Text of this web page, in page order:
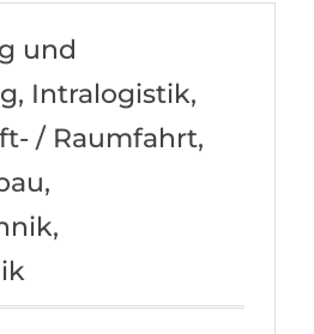
und
Intralogistik,
/ Raumfahrt,